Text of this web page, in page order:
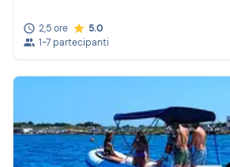
2,5 ore
5.0
1-7 partecipanti